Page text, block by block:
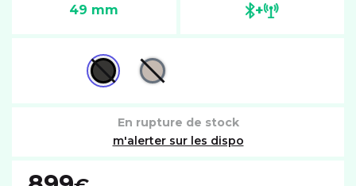
49 mm +
En rupture de stock
m'alerter sur les dispo